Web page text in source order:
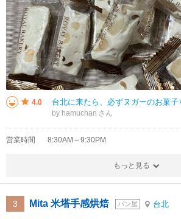
4.0
by hamuchan
営業時間 8:30AM～9:30PM
もっと見る
3 Mita 米塔手感烘焙 パン屋 台北